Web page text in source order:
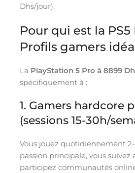
Dhs/jour).
Pour qui est la PS5
Profils gamers
La PlayStation 5 Pro à 8899
spécifiquement à :
1. Gamers hardcore
(sessions 15-30h/
Vous jouez quotidiennement
passion principale, vous
participez communautés